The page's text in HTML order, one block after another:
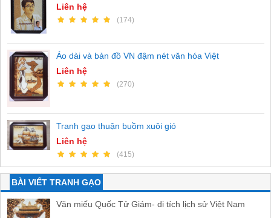
Liên hệ
(174)
Áo dài và bản đồ VN đậm nét văn hóa Việt
Liên hệ
(270)
Tranh gạo thuận buồm xuôi gió
Liên hệ
(415)
BÀI VIẾT TRANH GẠO
Văn miếu Quốc Tử Giám- di tích lịch sử Việt Nam